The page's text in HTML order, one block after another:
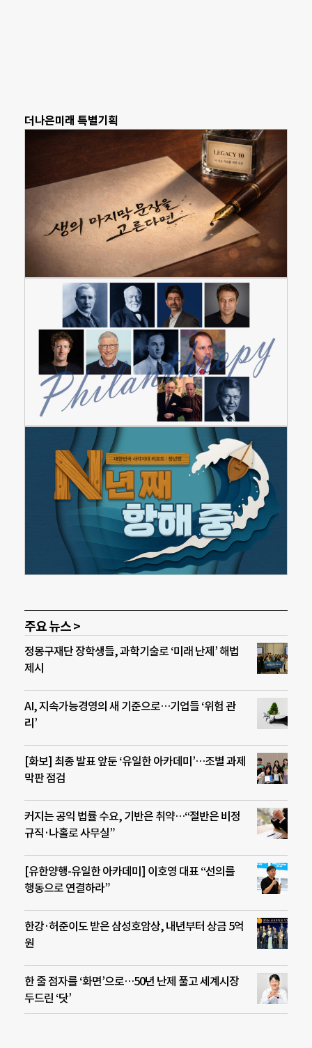
더나은미래 특별기획
주요 뉴스 >
정몽구재단 장학생들, 과학기술로 ‘미래 난제’ 해법
제시
AI, 지속가능경영의 새 기준으로…기업들 ‘위험 관
리’
[화보] 최종 발표 앞둔 ‘유일한 아카데미’…조별 과제
막판 점검
커지는 공익 법률 수요, 기반은 취약…“절반은 비정
규직·나홀로 사무실”
[유한양행-유일한 아카데미] 이호영 대표 “선의를
행동으로 연결하라”
한강·허준이도 받은 삼성호암상, 내년부터 상금 5억
원
한 줄 점자를 ‘화면’으로…50년 난제 풀고 세계시장
두드린 ‘닷’